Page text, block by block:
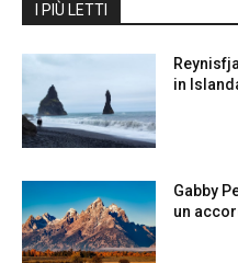
I PIÙ LETTI
in
Gabby
un